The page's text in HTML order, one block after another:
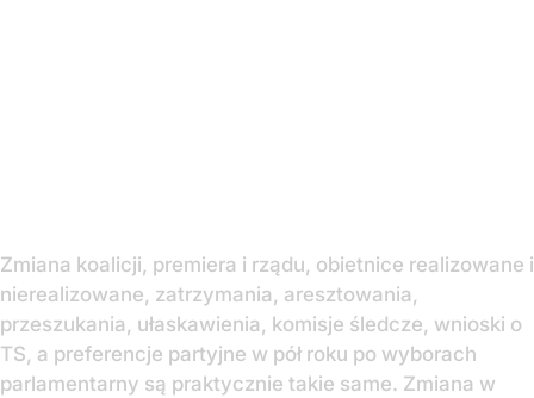
Zmiana koalicji, premiera i rządu, obietnice realizowane i
nierealizowane, zatrzymania, aresztowania,
przeszukania, ułaskawienia, komisje śledcze, wnioski o
TS, a preferencje partyjne w pół roku po wyborach
parlamentarny są praktycznie takie same. Zmiana w